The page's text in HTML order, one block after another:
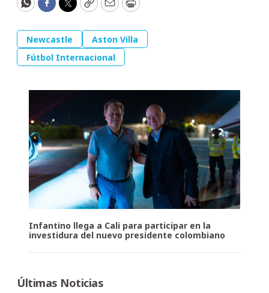
WhatsApp
Facebook
Twitter
CopyEmailPrint
Newcastle
Aston Villa
Fútbol Internacional
Infantino llega a Cali para participar en la
investidura del nuevo presidente colombiano
Últimas Noticias